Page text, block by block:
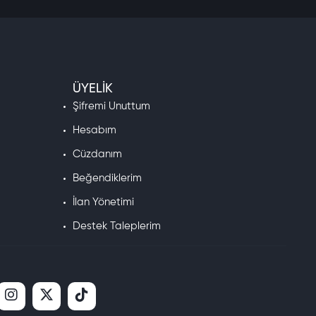
ÜYELIK
Şifremi Unuttum
Hesabım
Cüzdanım
Beğendiklerim
İlan Yönetimi
Destek Taleplerim